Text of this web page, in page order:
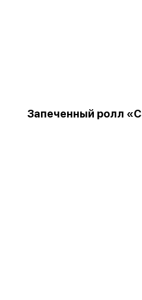
Запеченный ролл